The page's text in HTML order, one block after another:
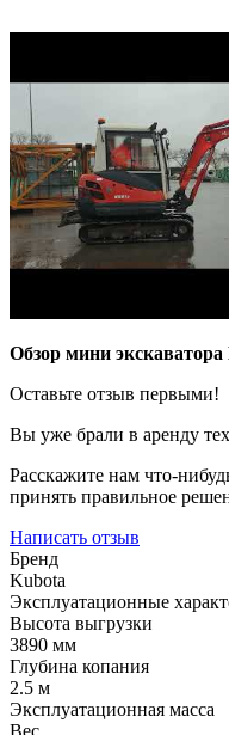
Обзор мини
Оставьте отзыв первыми!
Вы уже брали в аренду
Расскажите нам что-
принять правильное
Написать отзыв
Бренд
Kubota
Эксплуатационные
Высота выгрузки
3890 мм
Глубина копания
2.5 м
Эксплуатационная масса
Вес